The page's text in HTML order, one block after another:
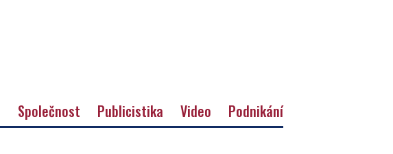
Společnost Publicistika Video Podnikání